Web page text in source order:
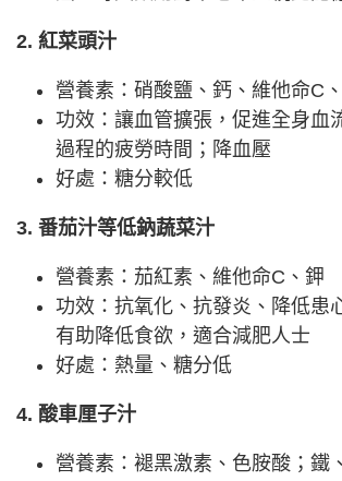
2. 紅菜頭汁
營養素：硝酸鹽、鈣、維他命C
功效：讓血管擴張，促進全身血
過程的疲勞時間；降血壓
好處：糖分較低
3. 番茄汁等低鈉蔬菜汁
營養素：茄紅素、維他命C、鉀
功效：抗氧化、抗發炎、降低患
有助降低食欲，適合減肥人士
好處：熱量、糖分低
4. 酸車厘子汁
營養素：褪黑激素、色胺酸；鐵